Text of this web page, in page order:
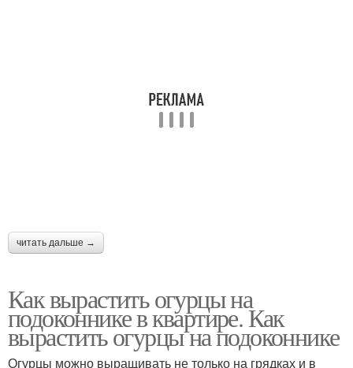
читать дальше →
Как вырастить огурцы на
подоконнике в квартире. Как
вырастить огурцы на подоконнике
Огурцы можно выращивать не только на грядках и в